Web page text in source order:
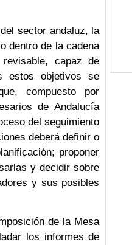
sector andaluz, la
dentro de la cadena
capaz de
estos objetivos se
compuesto por
de Andalucía
del seguimiento
deberá definir o
proponer
y decidir sobre
y sus posibles
de la Mesa
los informes de